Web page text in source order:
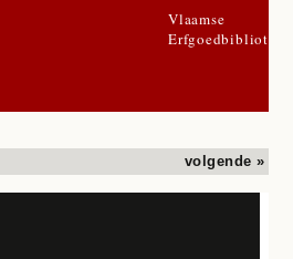
Vlaamse
Erfgoedbibliotheek
volgende »